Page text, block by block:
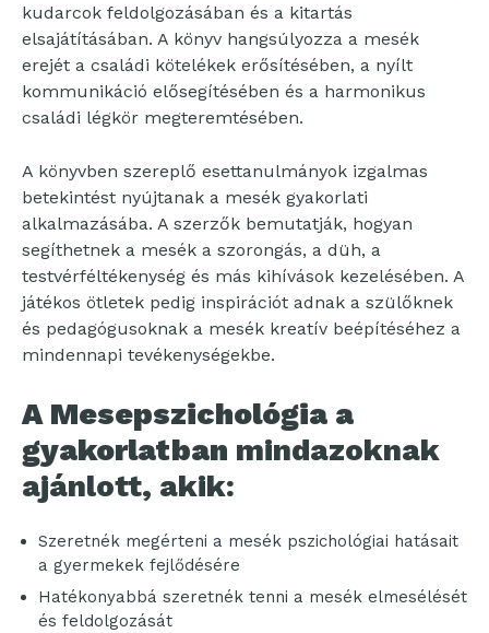
kudarcok feldolgozásában és a kitartás
elsajátításában. A könyv hangsúlyozza a mesék
erejét a családi kötelékek erősítésében, a nyílt
kommunikáció elősegítésében és a harmonikus
családi légkör megteremtésében.
A könyvben szereplő esettanulmányok izgalmas
betekintést nyújtanak a mesék gyakorlati
alkalmazásába. A szerzők bemutatják, hogyan
segíthetnek a mesék a szorongás, a düh, a
testvérféltékenység és más kihívások kezelésében. A
játékos ötletek pedig inspirációt adnak a szülőknek
és pedagógusoknak a mesék kreatív beépítéséhez a
mindennapi tevékenységekbe.
A Mesepszichológia a
gyakorlatban mindazoknak
ajánlott, akik:
Szeretnék megérteni a mesék pszichológiai hatásait
a gyermekek fejlődésére
Hatékonyabbá szeretnék tenni a mesék elmesélését
és feldolgozását